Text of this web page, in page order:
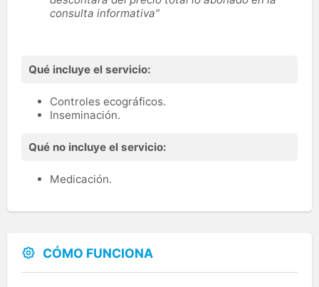
consulta informativa”
Qué incluye el servicio:
Controles ecográficos.
Inseminación.
Qué no incluye el servicio:
Medicación.
CÓMO FUNCIONA